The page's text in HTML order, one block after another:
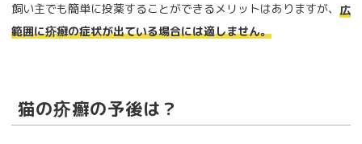
飼い主でも簡単に投薬することができるメリットはありますが、 広
範囲に疥癬の症状が出ている場合には適しません。
猫の疥癬の予後は？